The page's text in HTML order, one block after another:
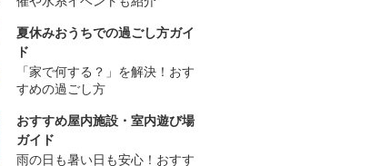
夏休みおうちでの過ごし方ガイ
ド
「家で何する？」を解決！おす
すめの過ごし方
おすすめ屋内施設・室内遊び場
ガイド
雨の日も暑い日も安心！おすす